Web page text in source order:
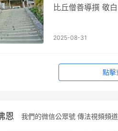
比丘僧善導撰 敬
2025-08-31
點擊
恩 我們的微信公眾號 傳法視頻頻道